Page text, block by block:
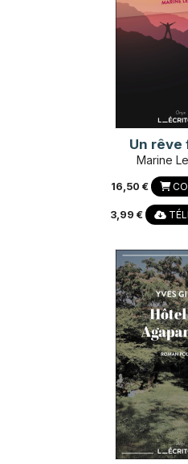
Un rêve
Marine
16,50 €
3,99 €